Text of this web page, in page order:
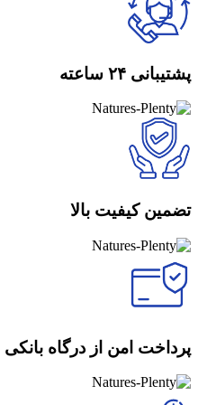
پشتیبانی ۲۴ ساعته
تضمین کیفیت بالا
پرداخت امن از درگاه بانکی